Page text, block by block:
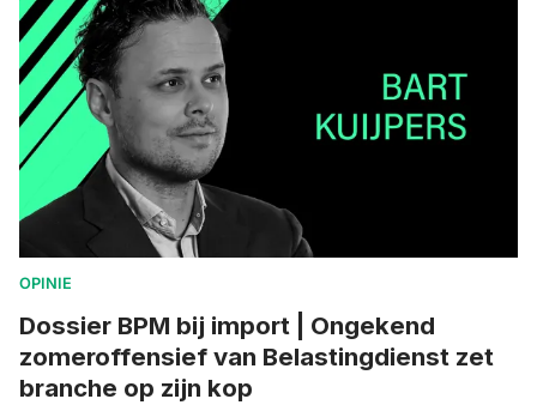
OPINIE
Dossier BPM bij import | Ongekend
zomeroffensief van Belastingdienst zet
branche op zijn kop